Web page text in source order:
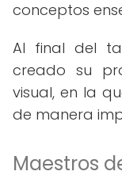
conceptos
Al final del
creado su
visual, en la
de manera
Maestros